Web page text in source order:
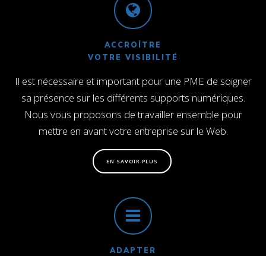
ACCROÎTRE
VOTRE VISIBILITÉ
Il est nécessaire et important pour une PME de soigner
sa présence sur les différents supports numériques.
Nous vous proposons de travailler ensemble pour
mettre en avant votre entreprise sur le Web.
EN SAVOIR PLUS
ADAPTER